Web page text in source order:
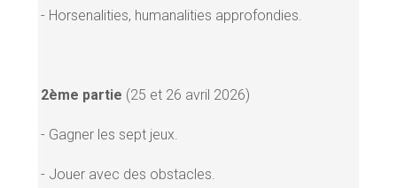
- Horsenalities, humanalities approfondies.
2ème partie (25 et 26 avril 2026)
- Gagner les sept jeux.
- Jouer avec des obstacles.